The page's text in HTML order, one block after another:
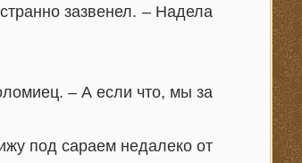
зазвенел. – Надела
– А если что, мы за
под сараем недалеко от